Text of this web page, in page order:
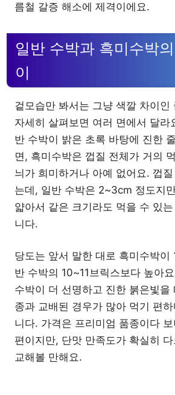
름철 갈증 해소에 제격이에요.
일반 수박과 흑미수박
이
겉모습만 봐서는 그냥 색깔 차이인
자세히 살펴보면 여러 면에서 달라
반 수박이 밝은 초록 바탕에 진한
면, 흑미수박은 껍질 전체가 거의
늬가 희미하거나 아예 없어요. 껍
는데, 일반 수박은 2~3cm 정도지
얇아서 같은 크기라도 먹을 수 있
니다.
당도는 앞서 말한 대로 흑미수박이
반 수박의 10~11브릭스보다 높아
수박이 더 선명하고 진한 붉은빛을
종과 교배된 경우가 많아 먹기 편
니다. 가격은 프리미엄 품종이다
편이지만, 단맛 만족도가 확실히
교해볼 만해요.